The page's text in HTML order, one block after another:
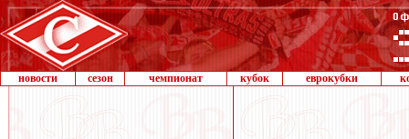
новости сезон чемпионат кубок еврокубки